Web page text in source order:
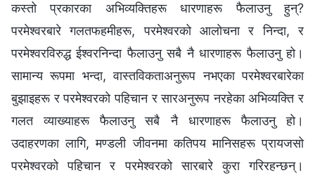
कस्तो प्रकारका अभिव्यक्तिहरू धारणाहरू फैलाउनु हुन्?
परमेश्‍वरबारे गलतफहमीहरू, परमेश्‍वरको आलोचना र निन्दा, र
परमेश्‍वरविरुद्ध ईश्वरनिन्दा फैलाउनु सबै नै धारणाहरू फैलाउनु हो।
सामान्य रूपमा भन्दा, वास्तविकताअनुरूप नभएका परमेश्‍वरबारेका
बुझाइहरू र परमेश्‍वरको पहिचान र सारअनुरूप नरहेका अभिव्यक्ति र
गलत व्याख्याहरू फैलाउनु सबै नै धारणाहरू फैलाउनु हो।
उदाहरणका लागि, मण्डली जीवनमा कतिपय मानिसहरू प्रायजसो
परमेश्‍वरको पहिचान र परमेश्‍वरको सारबारे कुरा गरिरहन्छन्।